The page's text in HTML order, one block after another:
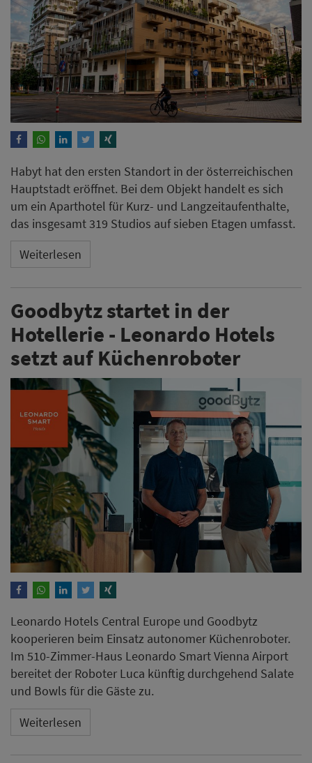
Habyt hat den ersten Standort in der österreichischen
Hauptstadt eröffnet. Bei dem Objekt handelt es sich
um ein Aparthotel für Kurz- und Langzeitaufenthalte,
das insgesamt 319 Studios auf sieben Etagen umfasst.
Weiterlesen
Goodbytz startet in der
Hotellerie - Leonardo Hotels
setzt auf Küchenroboter
Leonardo Hotels Central Europe und Goodbytz
kooperieren beim Einsatz autonomer Küchenroboter.
Im 510-Zimmer-Haus Leonardo Smart Vienna Airport
bereitet der Roboter Luca künftig durchgehend Salate
und Bowls für die Gäste zu.
Weiterlesen